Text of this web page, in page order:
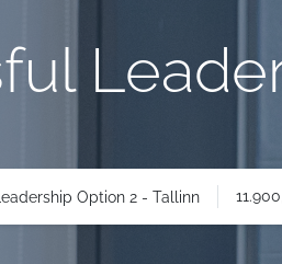
Option 2 - Tallinn